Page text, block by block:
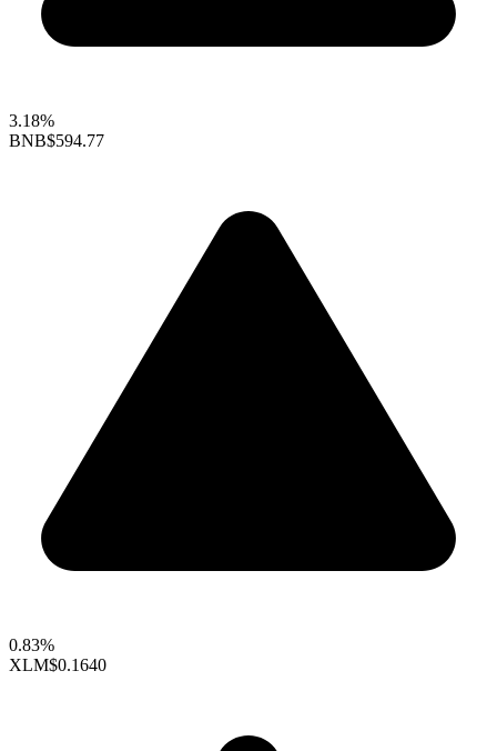
3.18%
BNB$594.77
0.83%
XLM$0.1640